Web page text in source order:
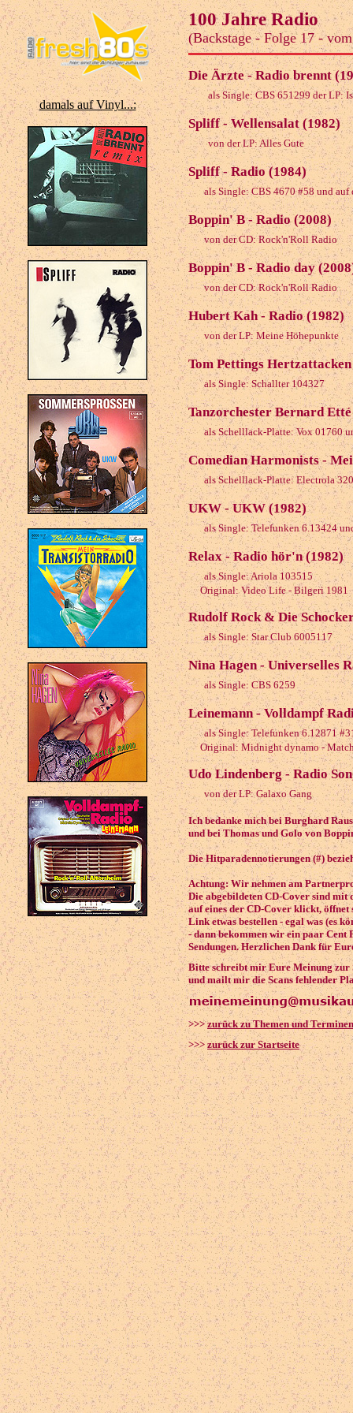
damals auf Vinyl...:
100 Jahre Radio
(Backstage - Folge 17 -
Die Ärzte - Radio brennt
als Single: CBS 651299 der LP:
Spliff - Wellensalat (1982)
von der LP: Alles Gute
Spliff - Radio (1984)
als Single: CBS 4670 #58 und auf
Boppin' B - Radio (2008)
von der CD: Rock'n'Roll Radio
Boppin' B - Radio day
von der CD: Rock'n'Roll Radio
Hubert Kah - Radio (1982)
von der LP: Meine Höhepunkte
Tom Pettings
als Single: Schallter 104327
Tanzorchester Bernard
als Schelllack-Platte: Vox 01760
Comedian Harmonists -
als Schelllack-Platte: Electrola
UKW - UKW (1982)
als Single: Telefunken 6.13424
Relax - Radio hör'n (1982)
als Single: Ariola 103515
Original: Video Life - Bilgeri 1981
Rudolf Rock & Die
als Single: Star Club 6005117
Nina Hagen - Universelles
als Single: CBS 6259
Leinemann - Volldampf
als Single: Telefunken 6.12871
Original: Midnight dynamo -
Udo Lindenberg - Radio
von der LP: Galaxo Gang
Ich bedanke mich bei Burghard
und bei Thomas und Golo von
Die Hitparadennotierungen (#)
Achtung: Wir nehmen am
Die abgebildeten CD-Cover sind mit
auf eines der CD-Cover klickt,
Link etwas bestellen - egal was (es
- dann bekommen wir ein paar Cent
Sendungen. Herzlichen Dank für
Bitte schreibt mir Eure Meinung zur
und mailt mir die Scans fehlender
>>>zurück zu Themen und Terminen
>>> zurück zur Startseite